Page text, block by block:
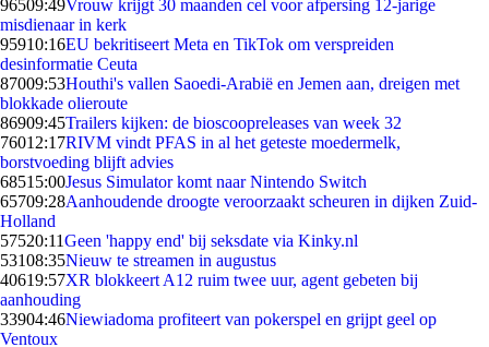
96509:49Vrouw krijgt 30 maanden cel voor afpersing 12-jarige
misdienaar in kerk
95910:16EU bekritiseert Meta en TikTok om verspreiden
desinformatie Ceuta
87009:53Houthi's vallen Saoedi-Arabië en Jemen aan, dreigen met
blokkade olieroute
86909:45Trailers kijken: de bioscoopreleases van week 32
76012:17RIVM vindt PFAS in al het geteste moedermelk,
borstvoeding blijft advies
68515:00Jesus Simulator komt naar Nintendo Switch
65709:28Aanhoudende droogte veroorzaakt scheuren in dijken Zuid-
Holland
57520:11Geen 'happy end' bij seksdate via Kinky.nl
53108:35Nieuw te streamen in augustus
40619:57XR blokkeert A12 ruim twee uur, agent gebeten bij
aanhouding
33904:46Niewiadoma profiteert van pokerspel en grijpt geel op
Ventoux